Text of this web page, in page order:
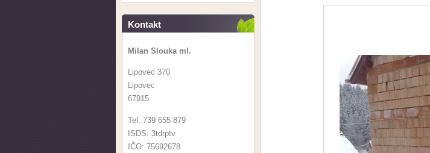
Kontakt
Milan Slouka ml.
Lipovec 370
Lipovec
67915
Tel: 739 655 879
ISDS: 3tdrptv
IČO: 75692678